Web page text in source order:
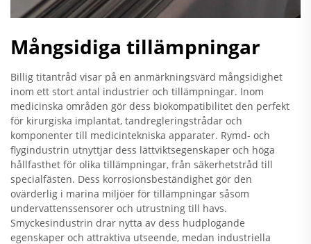
Mångsidiga tillämpningar
Billig titantråd visar på en anmärkningsvärd mångsidighet
inom ett stort antal industrier och tillämpningar. Inom
medicinska områden gör dess biokompatibilitet den perfekt
för kirurgiska implantat, tandregleringstrådar och
komponenter till medicintekniska apparater. Rymd- och
flygindustrin utnyttjar dess lättviktsegenskaper och höga
hållfasthet för olika tillämpningar, från säkerhetstråd till
specialfästen. Dess korrosionsbeständighet gör den
ovärderlig i marina miljöer för tillämpningar såsom
undervattenssensorer och utrustning till havs.
Smyckesindustrin drar nytta av dess hudplogande
egenskaper och attraktiva utseende, medan industriella